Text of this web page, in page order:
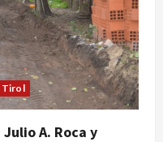
Tirol
A. Roca y